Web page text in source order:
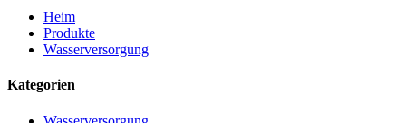
Heim
Produkte
Wasserversorgung
Kategorien